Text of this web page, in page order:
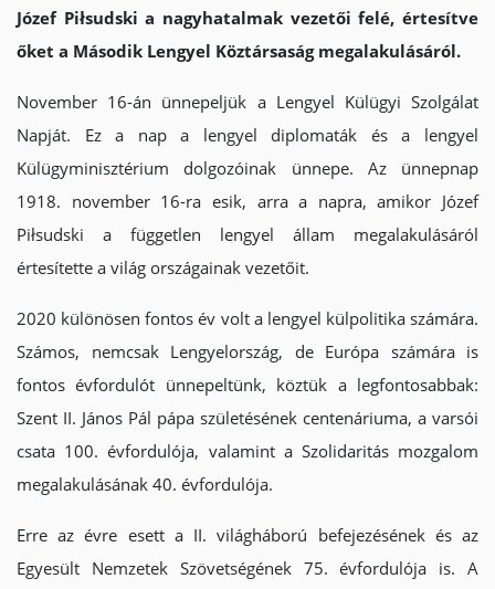
Józef Piłsudski a nagyhatalmak vezetői felé, értesítve
őket a Második Lengyel Köztársaság megalakulásáról.
November 16-án ünnepeljük a Lengyel Külügyi Szolgálat
Napját. Ez a nap a lengyel diplomaták és a lengyel
Külügyminisztérium dolgozóinak ünnepe. Az ünnepnap
1918. november 16-ra esik, arra a napra, amikor Józef
Piłsudski a független lengyel állam megalakulásáról
értesítette a világ országainak vezetőit.
2020 különösen fontos év volt a lengyel külpolitika számára.
Számos, nemcsak Lengyelország, de Európa számára is
fontos évfordulót ünnepeltünk, köztük a legfontosabbak:
Szent II. János Pál pápa születésének centenáriuma, a varsói
csata 100. évfordulója, valamint a Szolidaritás mozgalom
megalakulásának 40. évfordulója.
Erre az évre esett a II. világháború befejezésének és az
Egyesült Nemzetek Szövetségének 75. évfordulója is. A